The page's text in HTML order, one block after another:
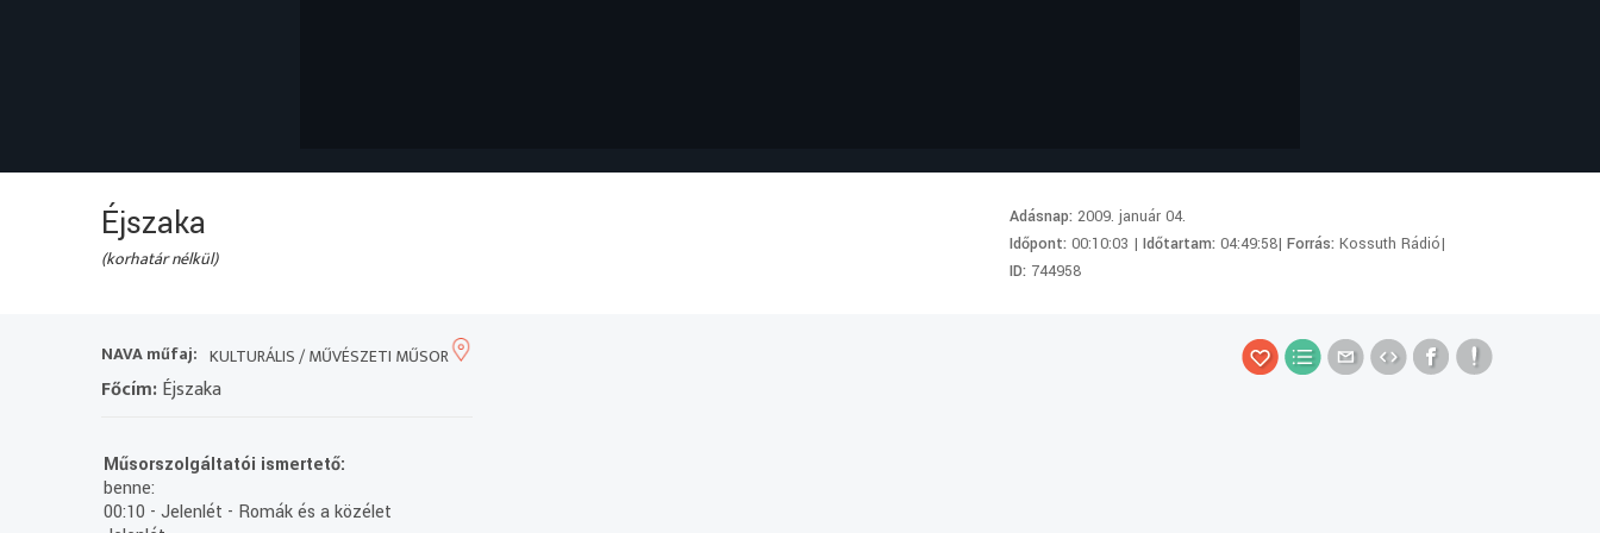
Éjszaka
(korhatár nélkül)
Adásnap:2009. január 04.
Időpont:00:10:03 |Időtartam:04:49:58|Forrás:Kossuth Rádió|
ID: 744958
NAVA műfaj: KULTURÁLIS / MŰVÉSZETI MŰSOR
Főcím:Éjszaka
Műsorszolgáltatói ismertető:
benne:
00:10 - Jelenlét - Romák és a közélet